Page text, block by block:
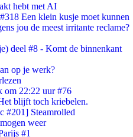
hebt met AI
Een klein kusje moet kunnen
jou de meest irritante reclame?
deel #8 - Komt de binnenkant
op je werk?
om 22:22 uur #76
blijft toch kriebelen.
#201] Steamrolled
weer
#1